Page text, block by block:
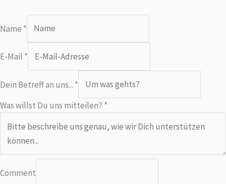
Name *
E-Mail *
Dein Betreff an uns... *
N
i
Was willst Du uns mitteilen? *
Comment